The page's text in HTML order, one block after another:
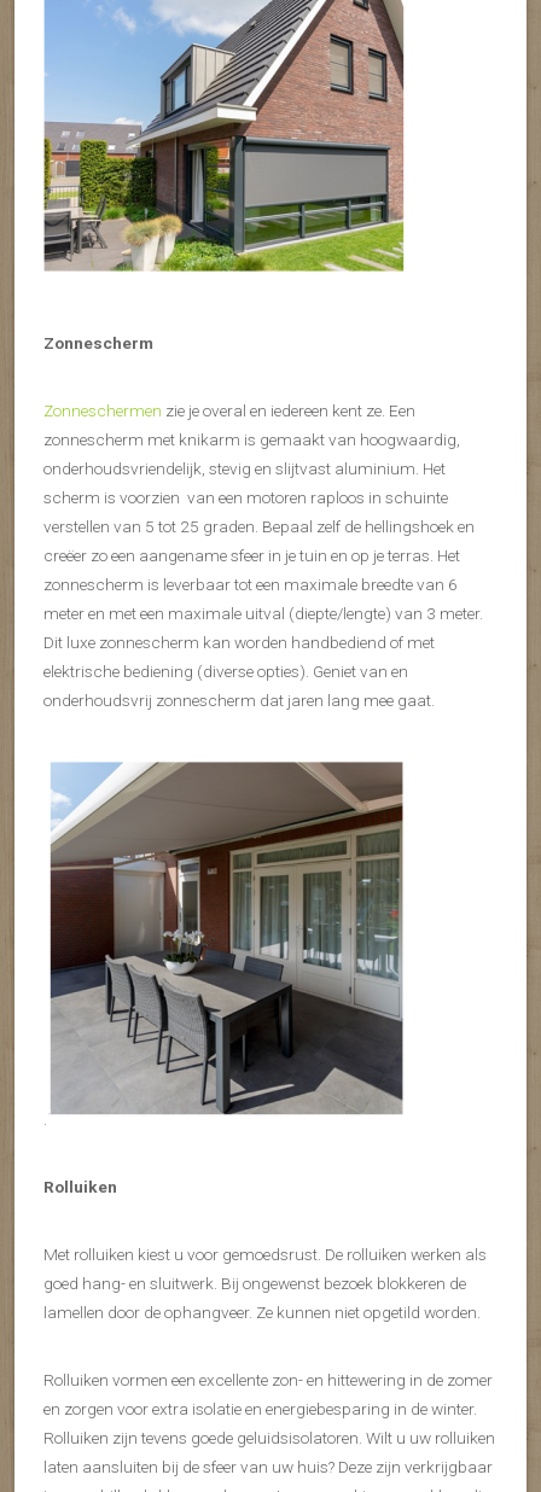
Zonnescherm
Zonneschermen zie je overal en iedereen kent ze. Een
zonnescherm met knikarm is gemaakt van hoogwaardig,
onderhoudsvriendelijk, stevig en slijtvast aluminium. Het
scherm is voorzien van een motoren raploos in schuinte
verstellen van 5 tot 25 graden. Bepaal zelf de hellingshoek en
creëer zo een aangename sfeer in je tuin en op je terras. Het
zonnescherm is leverbaar tot een maximale breedte van 6
meter en met een maximale uitval (diepte/lengte) van 3 meter.
Dit luxe zonnescherm kan worden handbediend of met
elektrische bediening (diverse opties). Geniet van en
onderhoudsvrij zonnescherm dat jaren lang mee gaat.
Rolluiken
Met rolluiken kiest u voor gemoedsrust. De rolluiken werken als
goed hang- en sluitwerk. Bij ongewenst bezoek blokkeren de
lamellen door de ophangveer. Ze kunnen niet opgetild worden.
Rolluiken vormen een excellente zon- en hittewering in de zomer
en zorgen voor extra isolatie en energiebesparing in de winter.
Rolluiken zijn tevens goede geluidsisolatoren. Wilt u uw rolluiken
laten aansluiten bij de sfeer van uw huis? Deze zijn verkrijgbaar